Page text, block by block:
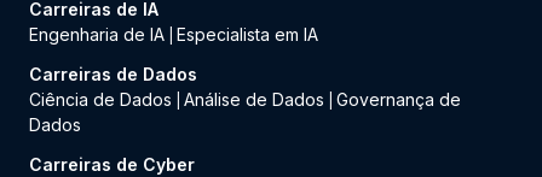
Carreiras de IA
Engenharia de IA Especialista em IA
Carreiras de Dados
Ciência de Dados
Análise de Dados
Governança de
Dados
Carreiras de Cyber